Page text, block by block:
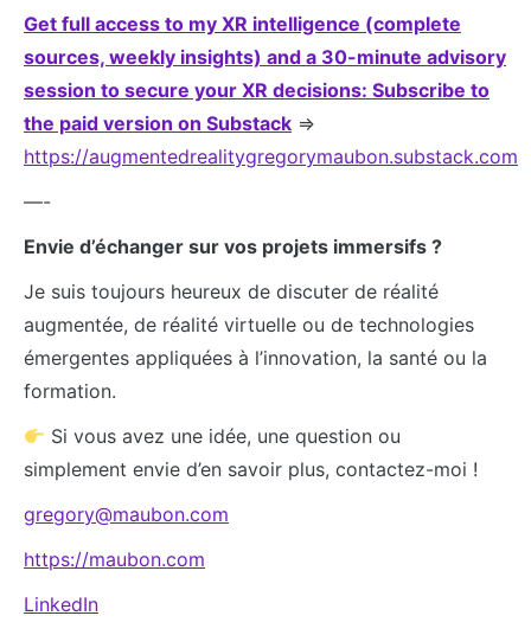
Get full access to my XR intelligence (complete
sources, weekly insights) and a 30-minute advisory
session to secure your XR decisions: Subscribe to
the paid version on Substack =>
https://augmentedrealitygregorymaubon.substack.com
—-
Envie d’échanger sur vos projets immersifs ?
Je suis toujours heureux de discuter de réalité
augmentée, de réalité virtuelle ou de technologies
émergentes appliquées à l’innovation, la santé ou la
formation.
Si vous avez une idée, une question ou
simplement envie d’en savoir plus, contactez-moi !
gregory@maubon.com
https://maubon.com
LinkedIn